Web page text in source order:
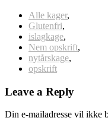
Alle kager,
Glutenfri,
islagkage,
Nem opskrift,
nytårskage,
opskrift
Leave a Reply
Din e-mailadresse vil ikke